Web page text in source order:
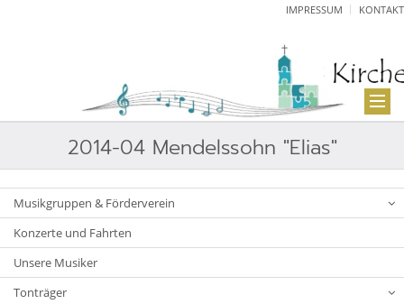
IMPRESSUM KONTAKT
2014-04 Mendelssohn "Elias"
Musikgruppen & Förderverein
Konzerte und Fahrten
Unsere Musiker
Tonträger